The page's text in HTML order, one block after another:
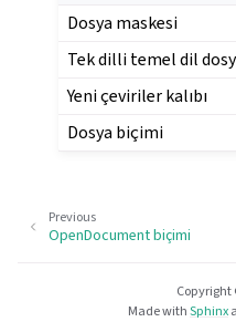
Dosya maskesi
Tek dilli temel dil
Yeni çeviriler kalıbı
Dosya biçimi
Previous
OpenDocument biçimi
Made withSphinx